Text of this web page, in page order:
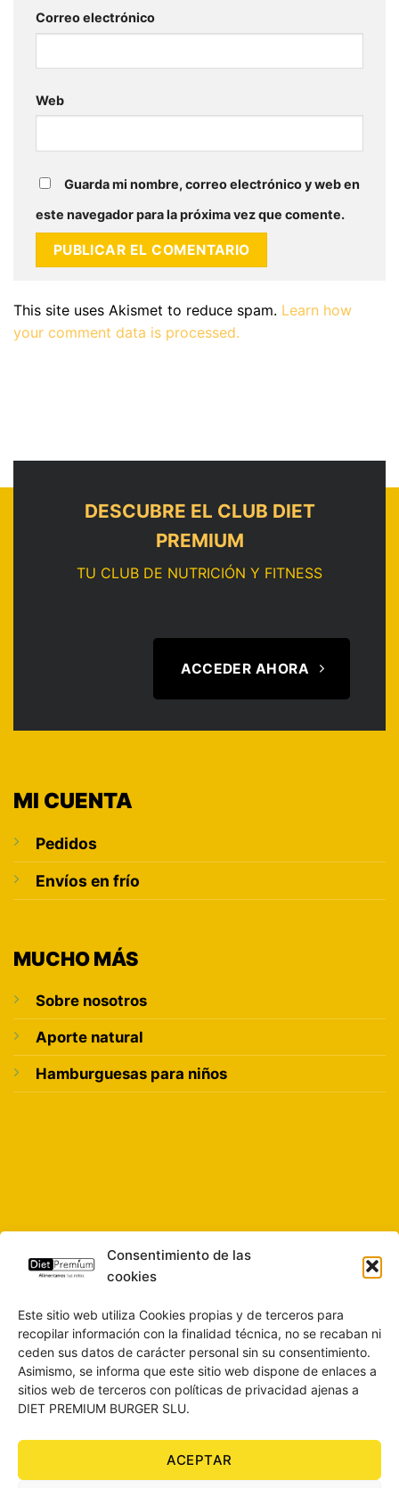
Consentimiento de las
cookies
Este sitio web utiliza Cookies propias y de terceros para
recopilar información con la finalidad técnica, no se recaban ni
ceden sus datos de carácter personal sin su consentimiento.
Asimismo, se informa que este sitio web dispone de enlaces a
sitios web de terceros con políticas de privacidad ajenas a
DIET PREMIUM BURGER SLU.
ACEPTAR
Correo electrónico
Web
Guarda mi nombre, correo electrónico y web en
este navegador para la próxima vez que comente.
This site uses Akismet to reduce spam. Learn how
your comment data is processed.
DESCUBRE EL CLUB DIET
PREMIUM
TU CLUB DE NUTRICIÓN Y FITNESS
ACCEDER AHORA
MI CUENTA
Pedidos
Envíos en frío
MUCHO MÁS
Sobre nosotros
Aporte natural
Hamburguesas para niños